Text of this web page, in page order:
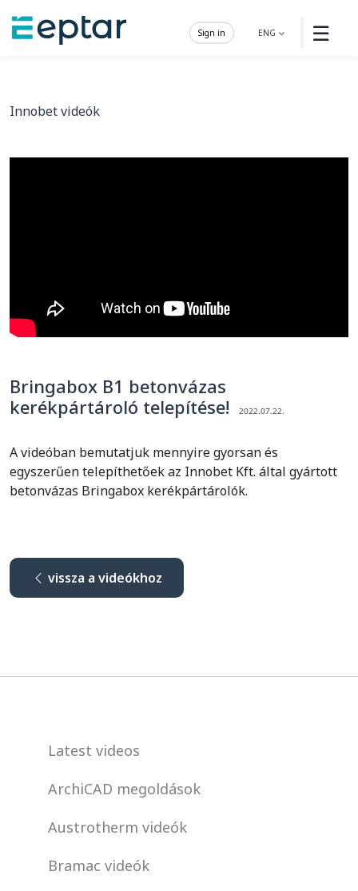
☰
ENG
Sign in
Innobet videók
Bringabox B1 betonvázas
kerékpártároló telepítése!
2022.07.22.
A videóban bemutatjuk mennyire gyorsan és
egyszerűen telepíthetőek az Innobet Kft. által gyártott
betonvázas Bringabox kerékpártárolók.
vissza a videókhoz
Latest videos
ArchiCAD megoldások
Austrotherm videók
Bramac videók